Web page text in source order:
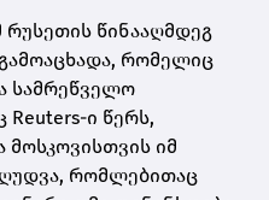
წინააღმდეგ
რომელიც
სამრეწველო
Reuters-ი წერს,
მოსკოვისთვის იმ
რომლებითაც